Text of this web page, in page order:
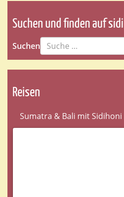
Suchen und finden auf
Suchen
Reisen
Sumatra & Bali mit Sidihoni